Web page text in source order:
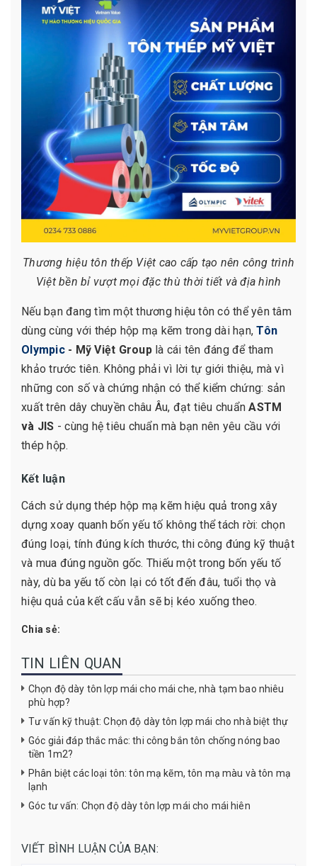
Thương hiệu tôn thếp Việt cao cấp tạo nên công trình
Việt bền bỉ vượt mọi đặc thù thời tiết và địa hình
Nếu bạn đang tìm một thương hiệu tôn có thể yên tâm
dùng cùng với thép hộp mạ kẽm trong dài hạn,Tôn
Olympic - Mỹ Việt Grouplà cái tên đáng để tham
khảo trước tiên. Không phải vì lời tự giới thiệu, mà vì
những con số và chứng nhận có thể kiểm chứng: sản
xuất trên dây chuyền châu Âu, đạt tiêu chuẩn ASTM
và JIS - cùng hệ tiêu chuẩn mà bạn nên yêu cầu với
thép hộp.
Kết luận
Cách sử dụng thép hộp mạ kẽm hiệu quả trong xây
dựng xoay quanh bốn yếu tố không thể tách rời: chọn
đúng loại, tính đúng kích thước, thi công đúng kỹ thuật
và mua đúng nguồn gốc. Thiếu một trong bốn yếu tố
này, dù ba yếu tố còn lại có tốt đến đâu, tuổi thọ và
hiệu quả của kết cấu vẫn sẽ bị kéo xuống theo.
Chia sẻ:
TIN LIÊN QUAN
Chọn độ dày tôn lợp mái cho mái che, nhà tạm bao nhiêu
phù hợp?
Tư vấn kỹ thuật: Chọn độ dày tôn lợp mái cho nhà biệt thự
Góc giải đáp thắc mắc: thi công bắn tôn chống nóng bao
tiền 1m2?
Phân biệt các loại tôn: tôn mạ kẽm, tôn mạ màu và tôn mạ
lạnh
Góc tư vấn: Chọn độ dày tôn lợp mái cho mái hiên
VIẾT BÌNH LUẬN CỦA BẠN: